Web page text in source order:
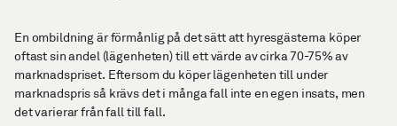
En ombildning är förmånlig på det sätt att hyresgästerna köper
oftast sin andel (lägenheten) till ett värde av cirka 70-75% av
marknadspriset. Eftersom du köper lägenheten till under
marknadspris så krävs det i många fall inte en egen insats, men
det varierar från fall till fall.